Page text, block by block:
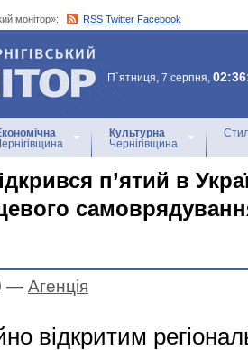
монітор»: RSS Twitter Facebook
монітор»
П`ятниця, 7 серпня,
Культурна
Чернігівщина
п’ятий в
— Агенцiя
відкритим